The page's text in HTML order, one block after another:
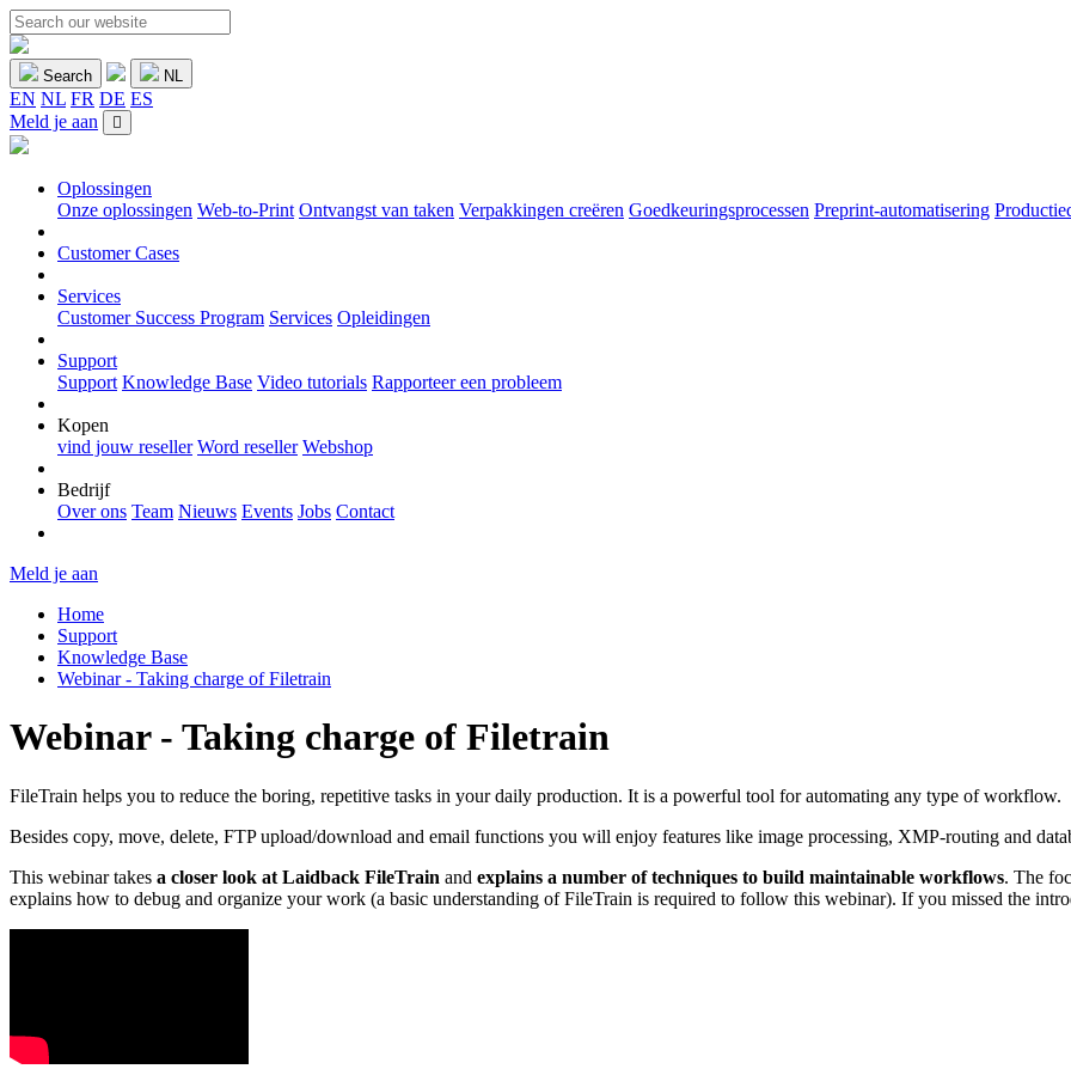
Search NL
EN NL FR DE ES
Meld je aan
Oplossingen
Onze oplossingen Web-to-Print Ontvangst van taken Verpakkingen creëren Goedkeuringsprocessen Preprint-automatisering
Customer Cases
Services
Customer Success Program Services Opleidingen
Support
Support Knowledge Base Video tutorials Rapporteer een probleem
Kopen
vind jouw reseller Word reseller Webshop
Bedrijf
Over ons Team Nieuws Events Jobs Contact
Meld je aan
Home
Support
Knowledge Base
Webinar - Taking charge of Filetrain
Webinar - Taking charge of Filetrain
FileTrain helps you to reduce the boring, repetitive tasks in your daily production. It is a powerful tool for automating any type of workflow.
Besides copy, move, delete, FTP upload/download and email functions you will enjoy features like image processing, XMP-routing and
This webinar takes a closer look at Laidback FileTrain and explains a number of techniques to build maintainable workflows. The
explains how to debug and organize your work (a basic understanding of FileTrain is required to follow this webinar). If you missed the